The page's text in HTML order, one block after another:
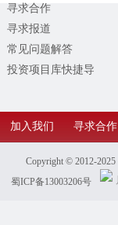
寻求合作
寻求报道
常见问题解答
投资项目库快捷导
加入我们 寻求合作
Copyright © 2012-2025
蜀ICP备13003206号